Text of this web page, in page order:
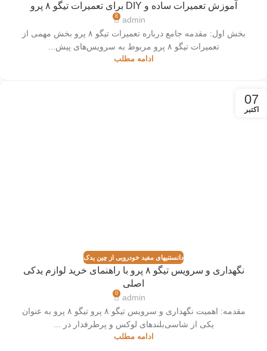
آموزش تعمیرات ساده و DIY برای تعمیرات تیگو ۸ پرو
admin
8
بخش اول: مقدمه جامع درباره تعمیرات تیگو ۸ پرو بخش مهمی از
تعمیرات تیگو ۸ پرو مربوط به سرویس‌های پیش...
ادامه مطلب
07
اکتبر
دانستنیهای مفید خودرویی از چین یدک
نگهداری و سرویس تیگو ۸ پرو با راهنمای خرید لوازم یدکی
اصلی
admin
0
مقدمه: اهمیت نگهداری و سرویس تیگو ۸ پرو تیگو ۸ پرو به عنوان
یکی از شاسی‌بلندهای لوکس و پرطرفدار در ...
ادامه مطلب